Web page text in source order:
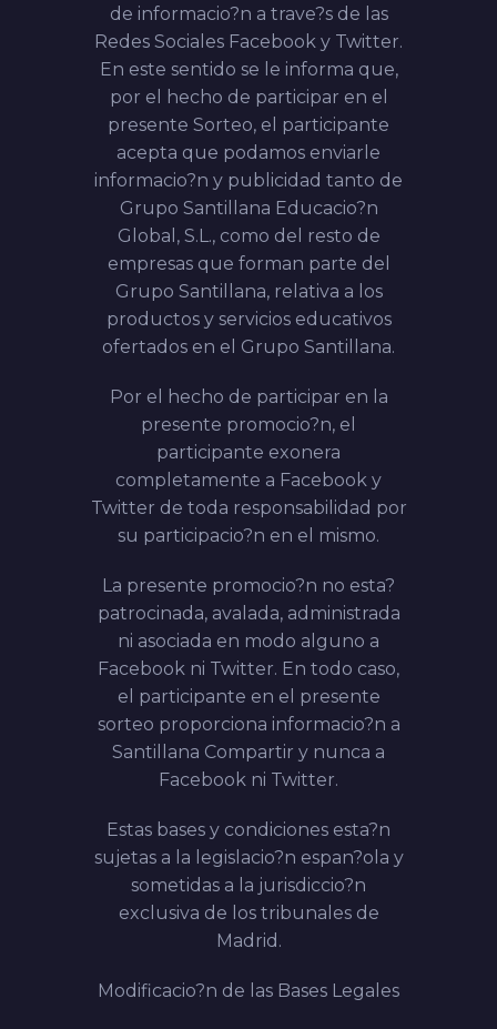
de informacio?n a trave?s de las
Redes Sociales Facebook y Twitter.
En este sentido se le informa que,
por el hecho de participar en el
presente Sorteo, el participante
acepta que podamos enviarle
informacio?n y publicidad tanto de
Grupo Santillana Educacio?n
Global, S.L., como del resto de
empresas que forman parte del
Grupo Santillana, relativa a los
productos y servicios educativos
ofertados en el Grupo Santillana.
Por el hecho de participar en la
presente promocio?n, el
participante exonera
completamente a Facebook y
Twitter de toda responsabilidad por
su participacio?n en el mismo.
La presente promocio?n no esta?
patrocinada, avalada, administrada
ni asociada en modo alguno a
Facebook ni Twitter. En todo caso,
el participante en el presente
sorteo proporciona informacio?n a
Santillana Compartir y nunca a
Facebook ni Twitter.
Estas bases y condiciones esta?n
sujetas a la legislacio?n espan?ola y
sometidas a la jurisdiccio?n
exclusiva de los tribunales de
Madrid.
Modificacio?n de las Bases Legales